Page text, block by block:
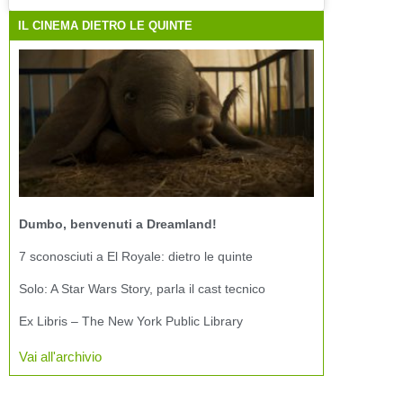
IL CINEMA DIETRO LE QUINTE
Dumbo, benvenuti a Dreamland!
7 sconosciuti a El Royale: dietro le quinte
Solo: A Star Wars Story, parla il cast tecnico
Ex Libris – The New York Public Library
Vai all'archivio